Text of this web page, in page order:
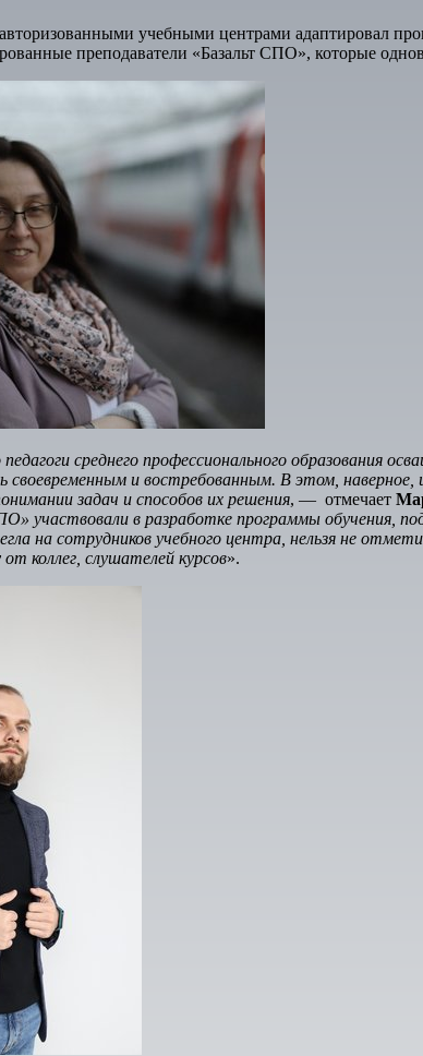
учебными центрами адаптировал
преподаватели «Базальт СПО», которые
среднего профессионального образования
своевременным и востребованным. В этом,
задач и способов их решения, — отмечает
участвовали в разработке программы обучения,
на сотрудников учебного центра, нельзя не
коллег, слушателей курсов».